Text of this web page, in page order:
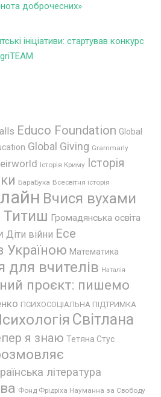
доброчесних»
ініціативи: стартував конкурс
Educo Foundation Global
Global Giving Grammarly
Історія Криму
Історія
БараБука Всесвітня історія
Вчися вухами
Титиш Громадянська освіта
Діти війни Есе
Україною Математика
для вчителів Наталія
проєкт: пишемо
ПСИХОСОЦІАЛЬНА ПІДТРИМКА
Світлана
я знаю Тетяна Стус
література
Фонд Фрідріха Науманна за Свободу